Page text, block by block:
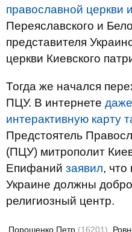
православной церкви
Переяславского и
представителя
церкви Киевского
Тогда же начался
ПЦУ. В интернете
интерактивную карту
Предстоятель
(ПЦУ) митрополит
Епифаний заявил,
Украине должны
религиозный центр.
Порошенко Петр (16201)